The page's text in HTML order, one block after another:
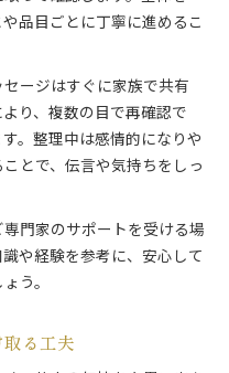
品目ごとに丁寧に進めるこ
ージはすぐに家族で共有
り、複数の目で再確認で
。整理中は感情的になりや
とで、伝言や気持ちをしっ
門家のサポートを受ける場
や経験を参考に、安心して
う。
る工夫